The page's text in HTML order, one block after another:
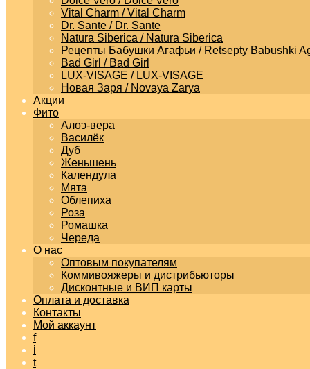
Vital Charm / Vital Charm
Dr. Sante / Dr. Sante
Natura Siberica / Natura Siberica
Рецепты Бабушки Агафьи / Retsepty Babushki
Bad Girl / Bad Girl
LUX-VISAGE / LUX-VISAGE
Новая Заря / Novaya Zarya
Акции
Фито
Алоэ-вера
Василёк
Дуб
Женьшень
Календула
Мята
Облепиха
Роза
Ромашка
Череда
О нас
Оптовым покупателям
Коммивояжеры и дистрибьюторы
Дисконтные и ВИП карты
Оплата и доставка
Контакты
Мой аккаунт
f
i
t